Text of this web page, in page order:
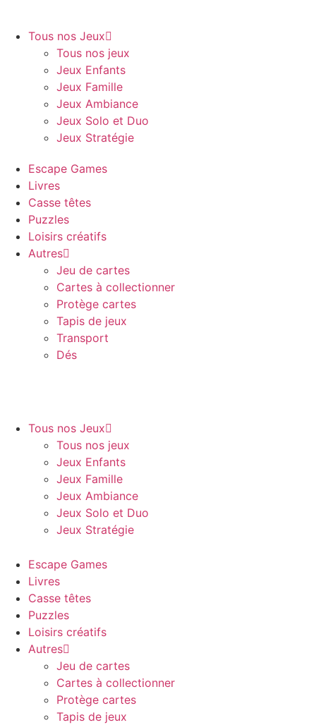
Tous nos Jeux
Tous nos jeux
Jeux Enfants
Jeux Famille
Jeux Ambiance
Jeux Solo et Duo
Jeux Stratégie
Escape Games
Livres
Casse têtes
Puzzles
Loisirs créatifs
Autres
Jeu de cartes
Cartes à collectionner
Protège cartes
Tapis de jeux
Transport
Dés
Tous nos Jeux
Tous nos jeux
Jeux Enfants
Jeux Famille
Jeux Ambiance
Jeux Solo et Duo
Jeux Stratégie
Escape Games
Livres
Casse têtes
Puzzles
Loisirs créatifs
Autres
Jeu de cartes
Cartes à collectionner
Protège cartes
Tapis de jeux